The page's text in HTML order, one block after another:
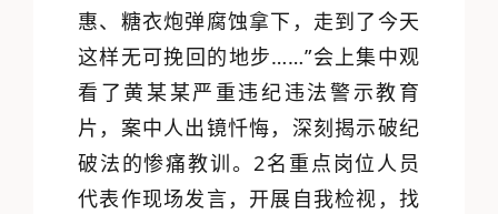
惠、糖衣炮弹腐蚀拿下，走到了今天
这样无可挽回的地步……”会上集中观
看了黄某某严重违纪违法警示教育
片，案中人出镜忏悔，深刻揭示破纪
破法的惨痛教训。2名重点岗位人员
代表作现场发言，开展自我检视，找